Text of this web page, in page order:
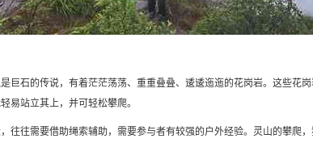
巨石的传说，有着茫茫荡荡、重重叠叠、逶逶迤迤的花岗岩。这些花
易站立其上，并可轻松攀爬。
往往需要借助绳索辅助，需要参与者有较强的户外经验。灵山的攀爬